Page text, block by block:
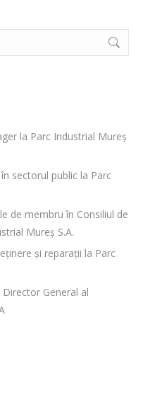
la Parc Industrial Mureș
sectorul public la Parc
de membru în Consiliul de
Mureș S.A.
și reparații la Parc
General al